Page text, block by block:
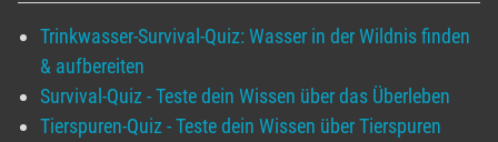
Trinkwasser-Survival-Quiz: Wasser in der Wildnis finden
& aufbereiten
Survival-Quiz - Teste dein Wissen über das Überleben
Tierspuren-Quiz - Teste dein Wissen über Tierspuren